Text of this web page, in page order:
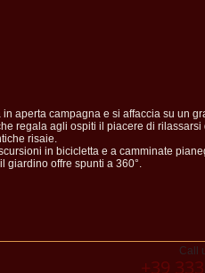
in aperta campagna e si affaccia su un
regala agli ospiti il piacere di rilassarsi
risaie.
in bicicletta e a camminate
giardino offre spunti a 360°.
Call
+39